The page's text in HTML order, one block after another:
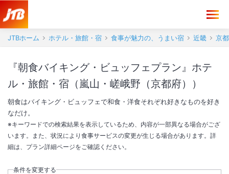
JTBホーム ホテル・旅館・宿 食事が魅力の、うまい宿 近畿 京
『朝食バイキング・ビュッフェプラン』ホテ
ル・旅館・宿（嵐山・嵯峨野（京都府））
朝食はバイキング・ビュッフェで和食・洋食それぞれ好きなものを好き
なだけ。
※キーワードでの検索結果を表示しているため、内容が一部異なる場合がござ
います。また、状況により食事サービスの変更が生じる場合があります。詳
細は、プラン詳細ページをご確認ください。
条件を変更する